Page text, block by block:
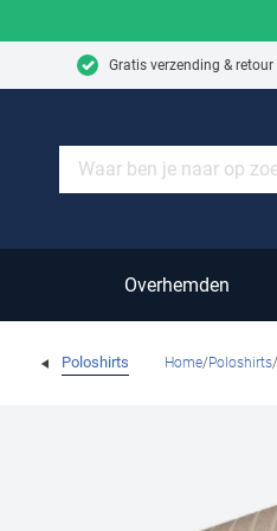
Gratis verzending & retour
Overhemden
Poloshirts Home Poloshirts